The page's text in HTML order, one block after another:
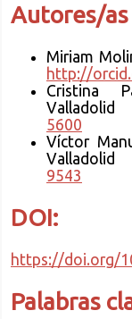
Autores/as
Miriam
http://
Cristina
Valladolid
5600
Víctor
Valladolid
9543
DOI:
https://doi.org/
Palabras